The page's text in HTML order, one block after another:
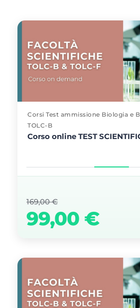
Corsi Test ammissione Biologia e
TOLC-B
Corso online TEST
169,00€
99,00 €